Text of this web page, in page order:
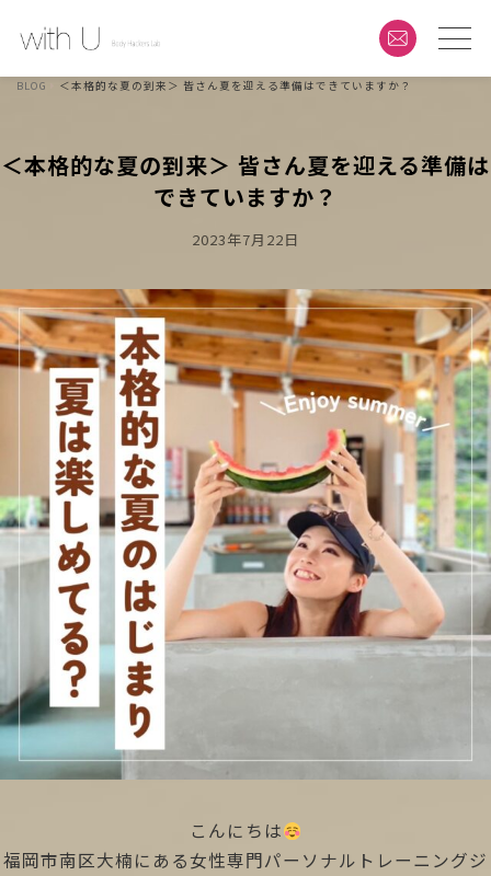
BLOG ＜本格的な夏の到来＞ 皆さん夏を迎える準備はできていますか？
＜本格的な夏の到来＞ 皆さん夏を迎える準備は
できていますか？
Posted
2023年7月22日
こんにちは
福岡市南区大楠にある女性専門パーソナルトレーニングジ